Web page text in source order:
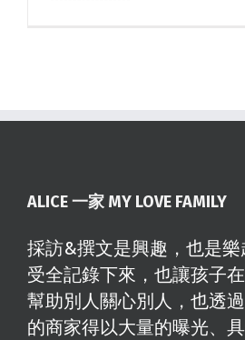
ALICE 一家 MY LOVE FAMILY
採訪&撰文是興趣，也是
受全記錄下來，也讓孩子
幫助別人關心別人，也透
的商家得以大量的曝光、